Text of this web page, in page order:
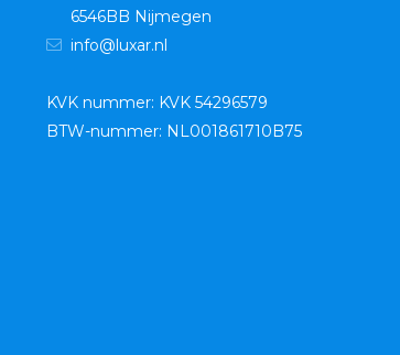
6546BB Nijmegen
info@luxar.nl
KVK nummer: KVK 54296579
BTW-nummer: NL001861710B75